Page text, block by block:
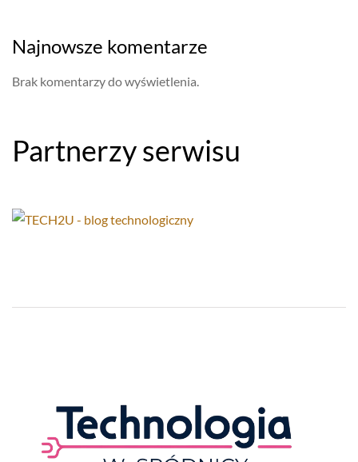
Najnowsze komentarze
Brak komentarzy do wyświetlenia.
Partnerzy serwisu